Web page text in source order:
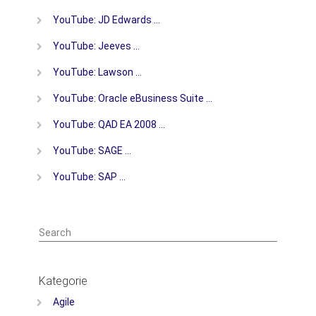
YouTube: JD Edwards …
YouTube: Jeeves …
YouTube: Lawson …
YouTube: Oracle eBusiness Suite …
YouTube: QAD EA 2008 …
YouTube: SAGE …
YouTube: SAP …
Search
Kategorie
Agile